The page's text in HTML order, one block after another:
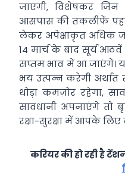
जाएगी, विशेषकर
आसपास की तकलीफें
लेकर अपेक्षाकृत अधिक
14 मार्च के बाद सूर्य
सप्तम भाव में आ जाएंगे।
भय उत्पन्न करेगी अर्थात
थोड़ा कमज़ोर रहेगा,
सावधानी अपनाएंगे तो
रक्षा-सुरक्षा में आपके लिए
करियर की हो रही है